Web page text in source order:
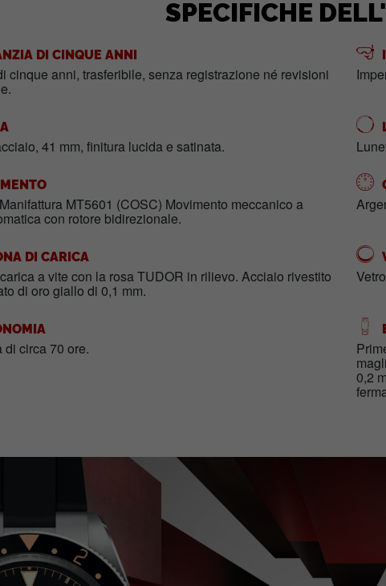
SPECIFICHE
DI CINQUE ANNI
cinque anni, trasferibile, senza registrazione né revisioni
41 mm, finitura lucida e satinata.
MT5601 (COSC) Movimento meccanico a
con rotore bidirezionale.
DI CARICA
a vite con la rosa TUDOR in rilievo. Acciaio rivestito
di oro giallo di 0,1 mm.
di circa 70 ore.
0,2